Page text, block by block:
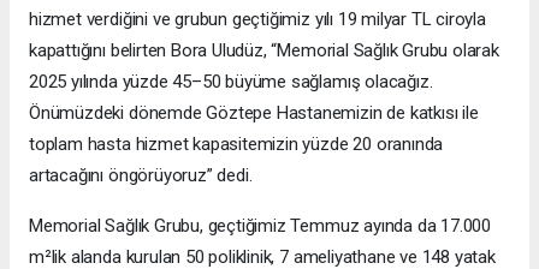
hizmet verdiğini ve grubun geçtiğimiz yılı 19 milyar TL ciroyla
kapattığını belirten Bora Uludüz, “Memorial Sağlık Grubu olarak
2025 yılında yüzde 45–50 büyüme sağlamış olacağız.
Önümüzdeki dönemde Göztepe Hastanemizin de katkısı ile
toplam hasta hizmet kapasitemizin yüzde 20 oranında
artacağını öngörüyoruz” dedi.
Memorial Sağlık Grubu, geçtiğimiz Temmuz ayında da 17.000
m²lik alanda kurulan 50 poliklinik, 7 ameliyathane ve 148 yatak